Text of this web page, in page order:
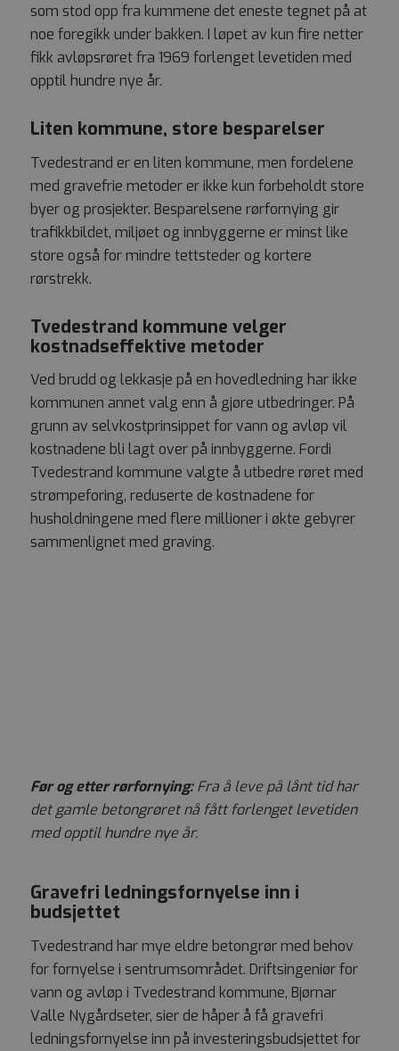
som stod opp fra kummene det eneste tegnet på at
noe foregikk under bakken. I løpet av kun fire netter
fikk avløpsrøret fra 1969 forlenget levetiden med
opptil hundre nye år.
Liten kommune, store besparelser
Tvedestrand er en liten kommune, men fordelene
med gravefrie metoder er ikke kun forbeholdt store
byer og prosjekter. Besparelsene rørfornying gir
trafikkbildet, miljøet og innbyggerne er minst like
store også for mindre tettsteder og kortere
rørstrekk.
Tvedestrand kommune velger
kostnadseffektive metoder
Ved brudd og lekkasje på en hovedledning har ikke
kommunen annet valg enn å gjøre utbedringer. På
grunn av selvkostprinsippet for vann og avløp vil
kostnadene bli lagt over på innbyggerne. Fordi
Tvedestrand kommune valgte å utbedre røret med
strømpeforing, reduserte de kostnadene for
husholdningene med flere millioner i økte gebyrer
sammenlignet med graving.
Før og etter rørfornying:Fra å leve på lånt tid har
det gamle betongrøret nå fått forlenget levetiden
med opptil hundre nye år.
Gravefri ledningsfornyelse inn i
budsjettet
Tvedestrand har mye eldre betongrør med behov
for fornyelse i sentrumsområdet. Driftsingeniør for
vann og avløp i Tvedestrand kommune, Bjørnar
Valle Nygårdseter, sier de håper å få gravefri
ledningsfornyelse inn på investeringsbudsjettet for